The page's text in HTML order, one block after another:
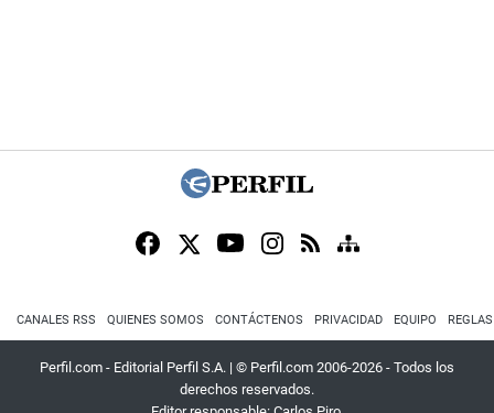
CANALES RSS QUIENES SOMOS CONTÁCTENOS PRIVACIDAD EQUIPO
Perfil.com - Editorial Perfil S.A. | © Perfil.com 2006-2026 - Todos los
derechos reservados.